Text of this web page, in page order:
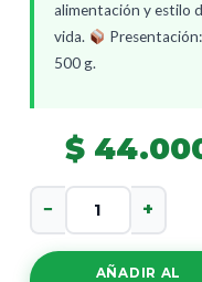
alimentación y estilo
vida.
Presentación:
500 g.
$
Lech
Almendras
500Gr
cantidad
− +
AÑADIR AL